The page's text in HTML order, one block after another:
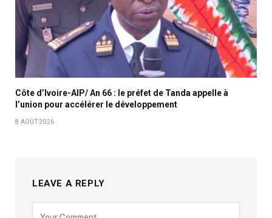
Côte d’Ivoire-AIP/ An 66 : le préfet de Tanda appelle à
l’union pour accélérer le développement
8 AOÛT 2026
LEAVE A REPLY